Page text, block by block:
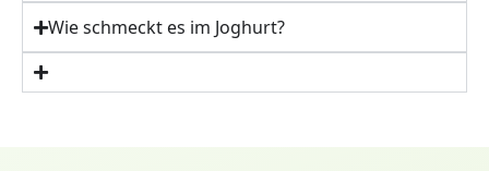
Wie schmeckt es im Joghurt?